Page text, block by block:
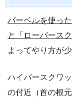
バーベルを使っ
と「ローバース
よってやり方が
ハイバースクワ
の付近（首の根